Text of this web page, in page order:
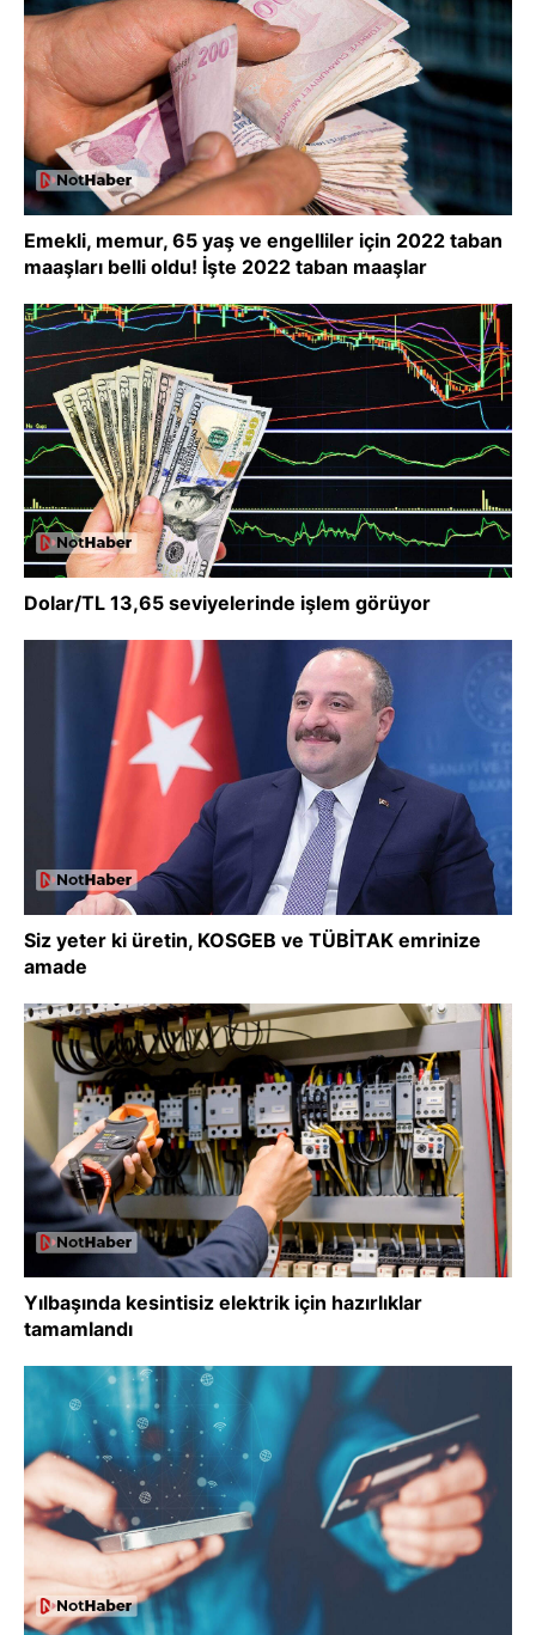
Emekli, memur, 65 yaş ve engelliler için 2022 taban
maaşları belli oldu! İşte 2022 taban maaşlar
Dolar/TL 13,65 seviyelerinde işlem görüyor
Siz yeter ki üretin, KOSGEB ve TÜBİTAK emrinize
amade
Yılbaşında kesintisiz elektrik için hazırlıklar
tamamlandı